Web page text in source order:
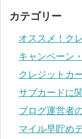
カテゴリー
オススメ！ク
キャンペーン
クレジットカ
サブカードに
ブログ運営者
マイル早貯め